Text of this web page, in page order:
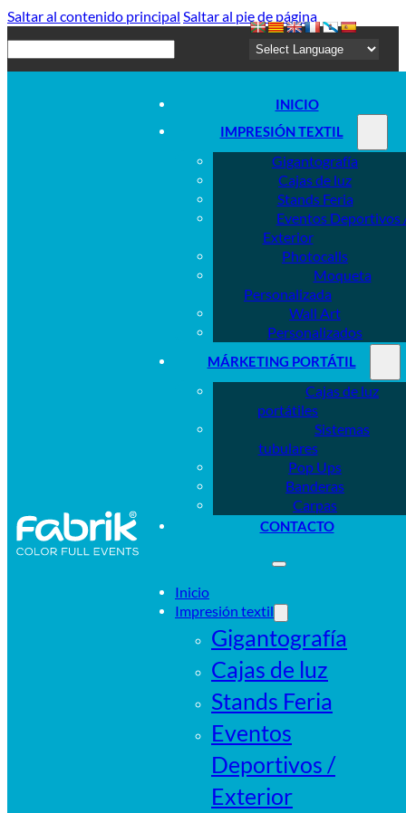
Saltar al contenido principal Saltar al pie de página
INICIO
IMPRESIÓN TEXTIL
Gigantografía
Cajas de luz
Stands Feria
Eventos Deportivos
Exterior
Photocalls
Moqueta
Personalizada
Wall Art
Personalizados
MÁRKETING PORTÁTIL
Cajas de luz
portátiles
Sistemas
tubulares
Pop Ups
Banderas
Carpas
CONTACTO
Inicio
Impresión textil
Gigantografía
Cajas de luz
Stands Feria
Eventos
Deportivos /
Exterior